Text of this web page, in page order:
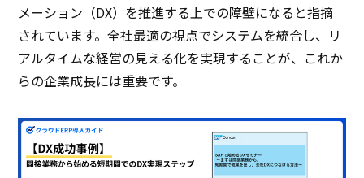
メーション（DX）を推進する上での障壁になると指摘
されています。全社最適の視点でシステムを統合し、リ
アルタイムな経営の見える化を実現することが、これか
らの企業成長には重要です。